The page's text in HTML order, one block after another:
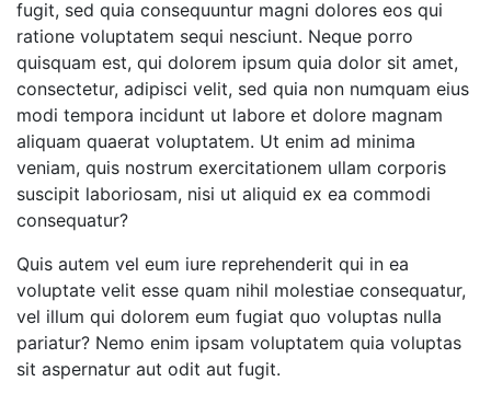
fugit, sed quia consequuntur magni dolores eos qui
ratione voluptatem sequi nesciunt. Neque porro
quisquam est, qui dolorem ipsum quia dolor sit amet,
consectetur, adipisci velit, sed quia non numquam eius
modi tempora incidunt ut labore et dolore magnam
aliquam quaerat voluptatem. Ut enim ad minima
veniam, quis nostrum exercitationem ullam corporis
suscipit laboriosam, nisi ut aliquid ex ea commodi
consequatur?
Quis autem vel eum iure reprehenderit qui in ea
voluptate velit esse quam nihil molestiae consequatur,
vel illum qui dolorem eum fugiat quo voluptas nulla
pariatur? Nemo enim ipsam voluptatem quia voluptas
sit aspernatur aut odit aut fugit.